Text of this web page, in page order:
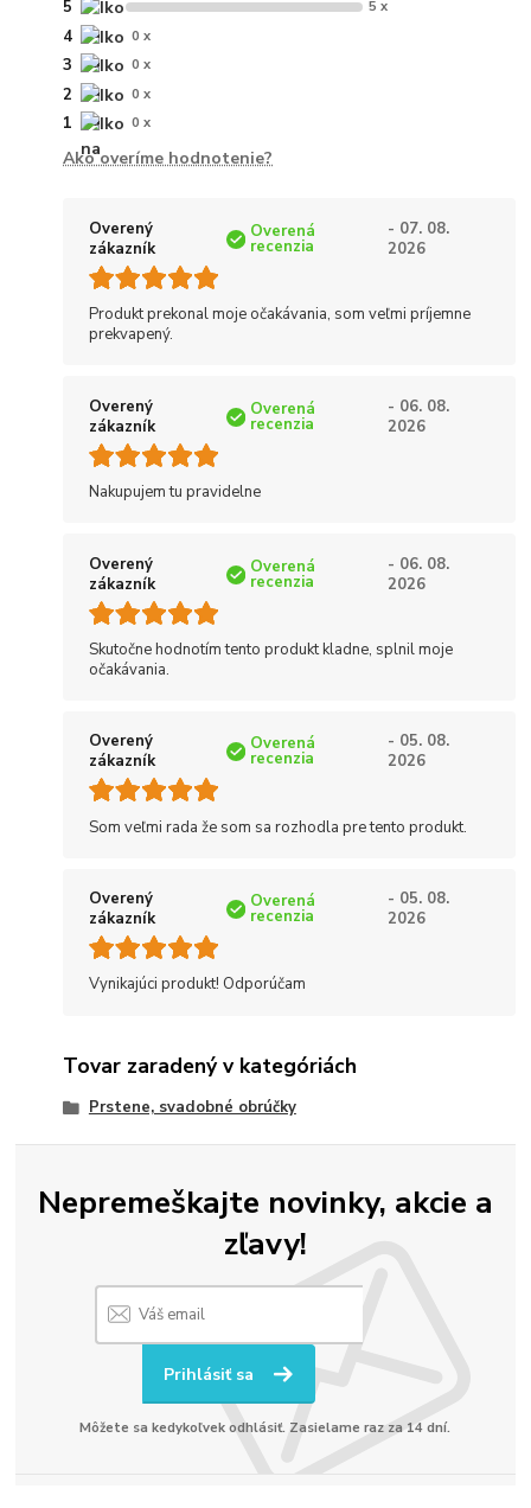
5 5 x
4 0 x
3 0 x
2 0 x
1 0 x
Ako overíme hodnotenie?
Overený
zákazník
Overená
recenzia
- 07. 08.
2026
Produkt prekonal moje očakávania, som veľmi príjemne
prekvapený.
Overený
zákazník
Overená
recenzia
- 06. 08.
2026
Nakupujem tu pravidelne
Overený
zákazník
Overená
recenzia
- 06. 08.
2026
Skutočne hodnotím tento produkt kladne, splnil moje
očakávania.
Overený
zákazník
Overená
recenzia
- 05. 08.
2026
Som veľmi rada že som sa rozhodla pre tento produkt.
Overený
zákazník
Overená
recenzia
- 05. 08.
2026
Vynikajúci produkt! Odporúčam
Tovar zaradený v kategóriách
Prstene, svadobné obrúčky
Nepremeškajte novinky, akcie a
zľavy!
Prihlásiť sa
Môžete sa kedykoľvek odhlásiť. Zasielame raz za 14 dní.